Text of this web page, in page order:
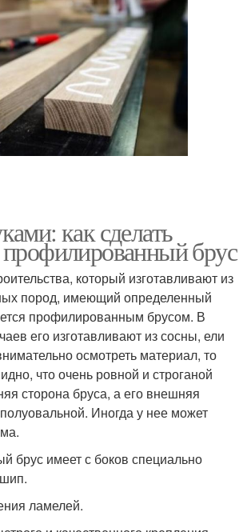
как сделать
брус
который изготавливают из
пород, имеющий определенный
профилированным брусом. В
его изготавливают из сосны, ели
осмотреть материал, то
что очень ровной и строганой
сторона бруса, а его внешняя
Иногда у нее может
брус имеет с боков специально
ламелей.